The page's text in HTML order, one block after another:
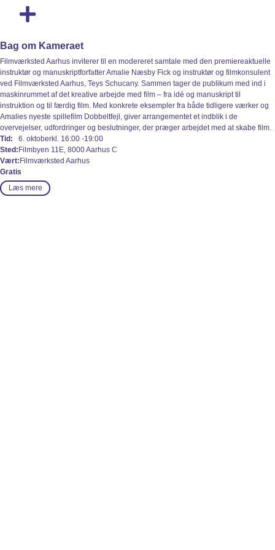
Bag om Kameraet
Filmværksted Aarhus inviterer til en modereret samtale med den premiereaktuelle
instruktør og manuskriptforfatter Amalie Næsby Fick og instruktør og filmkonsulent
ved Filmværksted Aarhus, Teys Schucany. Sammen tager de publikum med ind i
maskinrummet af det kreative arbejde med film – fra idé og manuskript til
instruktion og til færdig film. Med konkrete eksempler fra både tidligere værker og
Amalies nyeste spillefilm Dobbeltfejl, giver arrangementet et indblik i de
overvejelser, udfordringer og beslutninger, der præger arbejdet med at skabe film.
Tid:
6. oktoberkl. 16:00 -19:00
Sted:Filmbyen 11E, 8000 Aarhus C
Vært:Filmværksted Aarhus
Gratis
Læs mere